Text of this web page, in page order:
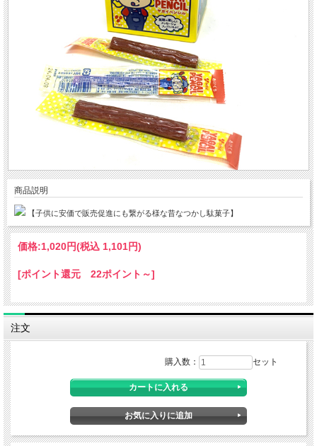
商品説明
【子供に安価で販売促進にも繋がる様な昔なつかし駄菓子】
価格:1,020円(税込 1,101円)
[ポイント還元 22ポイント～]
注文
購入数： セット